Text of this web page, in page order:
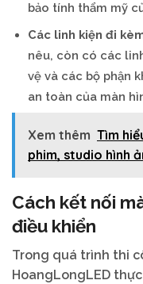
bảo tính thẩm mỹ
Các linh kiện đi
nêu, còn có các
vệ và các bộ phận
an toàn của màn
Xem thêm Tìm
phim, studio hình
Cách kết nối
điều khiển
Trong quá trình thi
HoangLongLED